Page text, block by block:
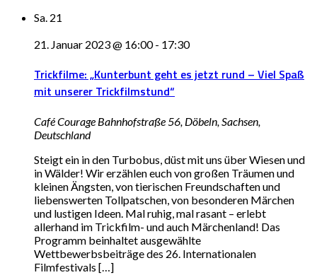
Sa. 21
21. Januar 2023 @ 16:00- 17:30
Trickfilme: „Kunterbunt geht es jetzt rund – Viel Spaß
mit unserer Trickfilmstund“
Café Courage Bahnhofstraße 56, Döbeln, Sachsen,
Deutschland
Steigt ein in den Turbobus, düst mit uns über Wiesen und
in Wälder! Wir erzählen euch von großen Träumen und
kleinen Ängsten, von tierischen Freundschaften und
liebenswerten Tollpatschen, von besonderen Märchen
und lustigen Ideen. Mal ruhig, mal rasant – erlebt
allerhand im Trickfilm- und auch Märchenland! Das
Programm beinhaltet ausgewählte
Wettbewerbsbeiträge des 26. Internationalen
Filmfestivals […]